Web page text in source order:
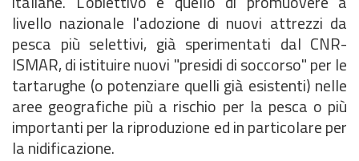
livello nazionale l'adozione di nuovi attrezzi da
pesca più selettivi, già sperimentati dal CNR-
ISMAR, di istituire nuovi "presidi di soccorso" per le
tartarughe (o potenziare quelli già esistenti) nelle
aree geografiche più a rischio per la pesca o più
importanti per la riproduzione ed in particolare per
la nidificazione.